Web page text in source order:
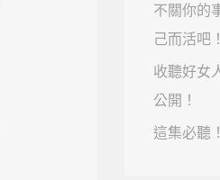
不關你的
己而活吧！
收聽好女
公開！
這集必聽